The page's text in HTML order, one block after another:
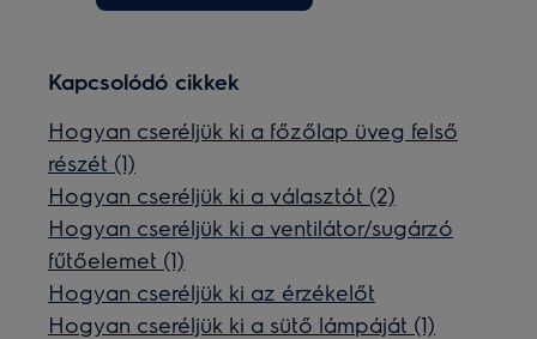
Kapcsolódó cikkek
Hogyan cseréljük ki a főzőlap üveg felső
részét (1)
Hogyan cseréljük ki a választót (2)
Hogyan cseréljük ki a ventilátor/sugárzó
fűtőelemet (1)
Hogyan cseréljük ki az érzékelőt
Hogyan cseréljük ki a sütő lámpáját (1)